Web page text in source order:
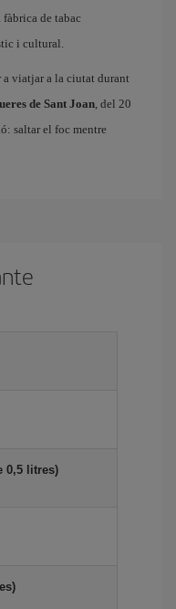
fàbrica de tabac
i cultural.
a viatjar a la ciutat durant
de Sant Joan, del 20
saltar el foc mentre
0,5 litres)